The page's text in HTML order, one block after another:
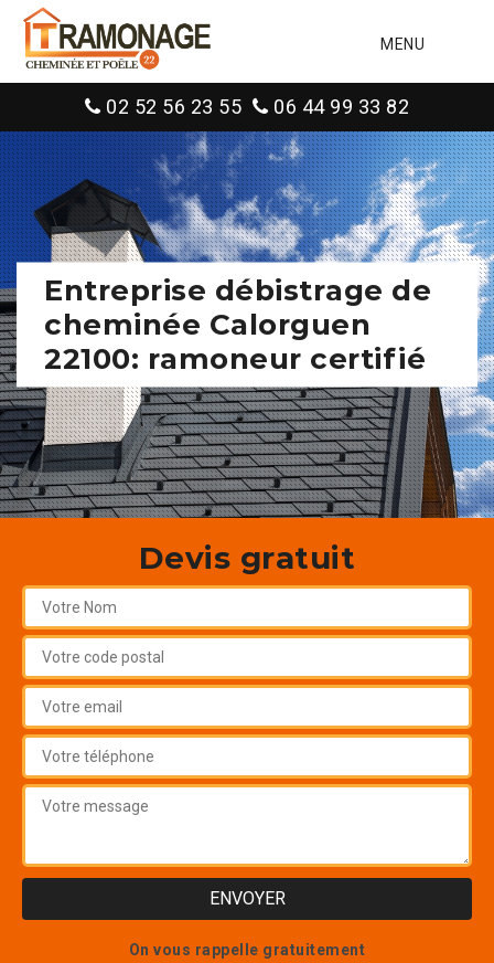
MENU
02 52 56 23 55 06 44 99 33 82
Entreprise débistrage de
cheminée Calorguen
22100: ramoneur certifié
Devis gratuit
On vous rappelle gratuitement